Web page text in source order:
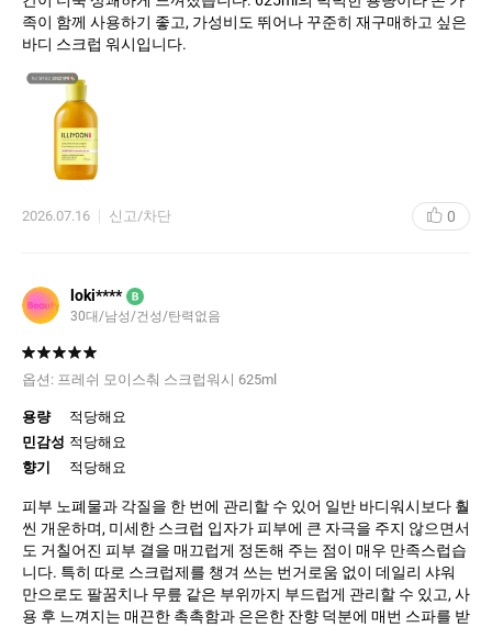
족이 함께 사용하기 좋고, 가성비도 뛰어나 꾸준히 재구매하고 싶은
바디 스크럽 워시입니다.
2026.07.16 신고/차단 0
loki**** B
30대 남성 건성 탄력없음
옵션: 프레쉬 모이스춰 스크럽워시 625ml
용량
적당해요
민감성 적당해요
향기
적당해요
피부 노폐물과 각질을 한 번에 관리할 수 있어 일반 바디워시보다 훨
씬 개운하며, 미세한 스크럽 입자가 피부에 큰 자극을 주지 않으면서
도 거칠어진 피부 결을 매끄럽게 정돈해 주는 점이 매우 만족스럽습
니다. 특히 따로 스크럽제를 챙겨 쓰는 번거로움 없이 데일리 샤워
만으로도 팔꿈치나 무릎 같은 부위까지 부드럽게 관리할 수 있고, 사
용 후 느껴지는 매끈한 촉촉함과 은은한 잔향 덕분에 매번 스파를 받